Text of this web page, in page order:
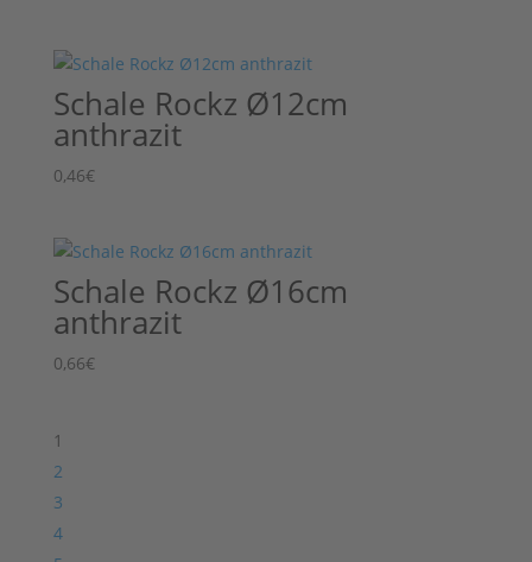
Schale Rockz Ø12cm
anthrazit
0,46€
Schale Rockz Ø16cm
anthrazit
0,66€
1
2
3
4